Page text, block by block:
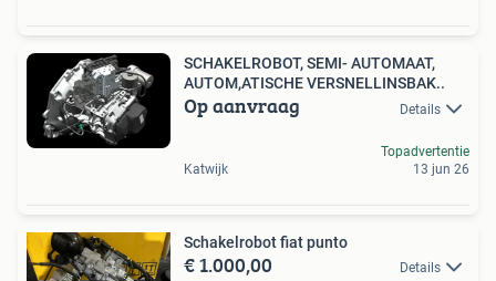
SCHAKELROBOT, SEMI- AUTOMAAT,
AUTOM,ATISCHE VERSNELLINSBAK..
Op aanvraag Details
Katwijk
Topadvertentie
13 jun 26
Schakelrobot fiat punto
€ 1.000,00 Details